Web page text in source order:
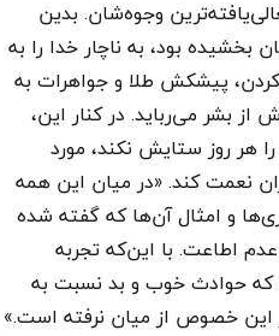
وجوه‌شان. بدین
بود، به ناچار خدا را به
پیشکش طلا و جواهرات به
بشر می‌رباید. در کنار این،
هر روز ستایش نکند، مورد
نعمت کند. «در میان این همه
و امثال آن‌ها که گفته شده
اطاعت. با این‌که تجربه
که حوادث خوب و بد نسبت به
این خصوص از میان نرفته است.»